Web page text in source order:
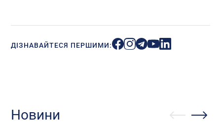
ДІЗНАВАЙТЕСЯ ПЕРШИМИ:
Новини